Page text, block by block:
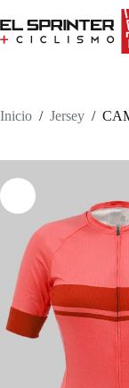
to
content
Inicio / Jersey /